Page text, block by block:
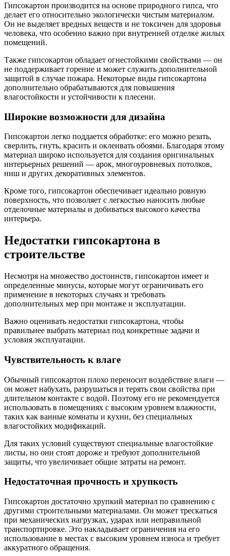
Гипсокартон производится на основе природного гипса, что
делает его относительно экологически чистым материалом.
Он не выделяет вредных веществ и не токсичен для здоровья
человека, что особенно важно при внутренней отделке жилых
помещений.
Также гипсокартон обладает огнестойкими свойствами — он
не поддерживает горение и может служить дополнительной
защитой в случае пожара. Некоторые виды гипсокартона
дополнительно обрабатываются для повышения
влагостойкости и устойчивости к плесени.
Широкие возможности для дизайна
Гипсокартон легко поддается обработке: его можно резать,
сверлить, гнуть, красить и оклеивать обоями. Благодаря этому
материал широко используется для создания оригинальных
интерьерных решений — арок, многоуровневых потолков,
ниш и других декоративных элементов.
Кроме того, гипсокартон обеспечивает идеально ровную
поверхность, что позволяет с легкостью наносить любые
отделочные материалы и добиваться высокого качества
интерьера.
Недостатки гипсокартона в
строительстве
Несмотря на множество достоинств, гипсокартон имеет и
определенные минусы, которые могут ограничивать его
применение в некоторых случаях и требовать
дополнительных мер при монтаже и эксплуатации.
Важно оценивать недостатки гипсокартона, чтобы
правильнее выбрать материал под конкретные задачи и
условия эксплуатации.
Чувствительность к влаге
Обычный гипсокартон плохо переносит воздействие влаги —
он может набухать, разрушаться и терять свои свойства при
длительном контакте с водой. Поэтому его не рекомендуется
использовать в помещениях с высоким уровнем влажности,
таких как ванные комнаты и кухни, без специальных
влагостойких модификаций.
Для таких условий существуют специальные влагостойкие
листы, но они стоят дороже и требуют дополнительной
защиты, что увеличивает общие затраты на ремонт.
Недостаточная прочность и хрупкость
Гипсокартон достаточно хрупкий материал по сравнению с
другими строительными материалами. Он может трескаться
при механических нагрузках, ударах или неправильной
транспортировке. Это накладывает ограничения на его
использование в местах с высоким уровнем износа и требует
аккуратного обращения.